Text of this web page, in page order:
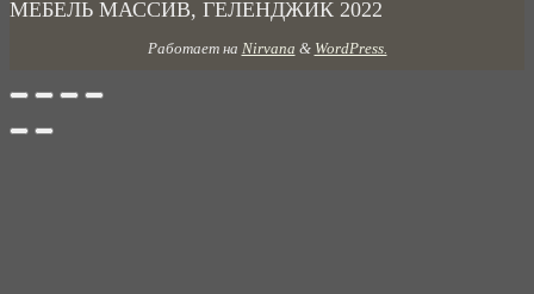
МЕБЕЛЬ МАССИВ, ГЕЛЕНДЖИК 2022
Работает на Nirvana & WordPress.